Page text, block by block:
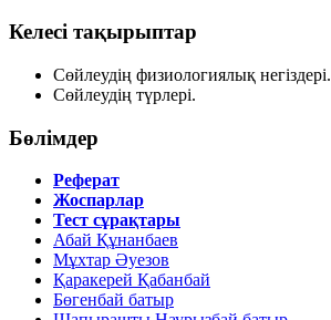
Келесі тақырыптар
Сөйлеудің физиологиялық негіздері.
Сөйлеудің түрлері.
Бөлімдер
Реферат
Жоспарлар
Тест сұрақтары
Абай Құнанбаев
Мұхтар Әуезов
Қаракерей Қабанбай
Бөгенбай батыр